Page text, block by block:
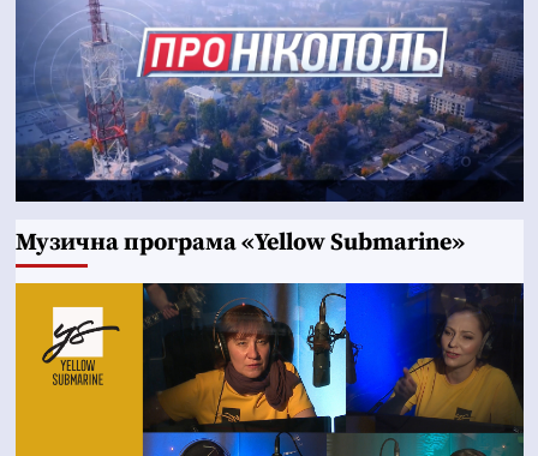
Музична програма «Yellow Submarine»